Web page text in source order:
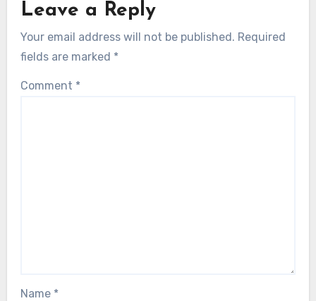
Leave a Reply
Your email address will not be published. Required
fields are marked *
Comment *
Name *